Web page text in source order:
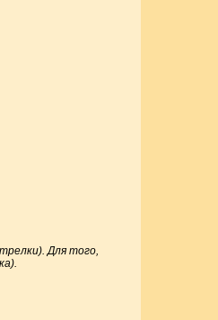
Для того,